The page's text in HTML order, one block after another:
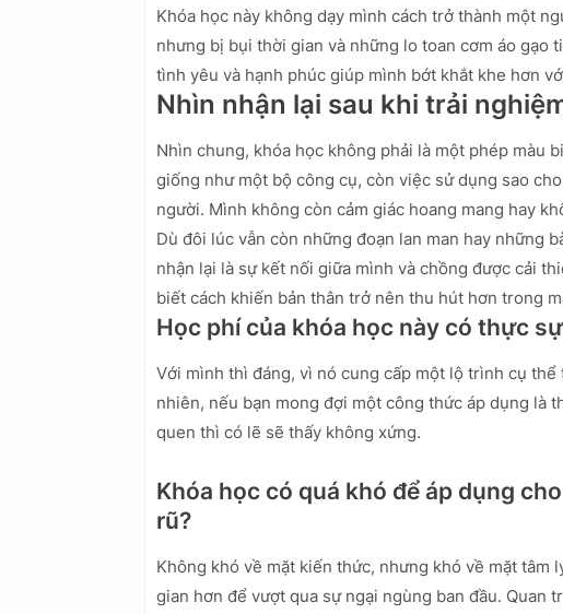
Khóa học này không dạy mình cách trở thành một
nhưng bị bụi thời gian và những lo toan cơm áo gạo
tình yêu và hạnh phúc giúp mình bớt khắt khe hơn
Nhìn nhận lại sau khi trải
Nhìn chung, khóa học không phải là một phép màu
giống như một bộ công cụ, còn việc sử dụng sao
người. Mình không còn cảm giác hoang mang hay
Dù đôi lúc vẫn còn những đoạn lan man hay những
nhận lại là sự kết nối giữa mình và chồng được cải
biết cách khiến bản thân trở nên thu hút hơn trong
Học phí của khóa học này có thực
Với mình thì đáng, vì nó cung cấp một lộ trình cụ
nhiên, nếu bạn mong đợi một công thức áp dụng là
quen thì có lẽ sẽ thấy không xứng.
Khóa học có quá khó để áp dụng
rũ?
Không khó về mặt kiến thức, nhưng khó về mặt
gian hơn để vượt qua sự ngại ngùng ban đầu. Quan